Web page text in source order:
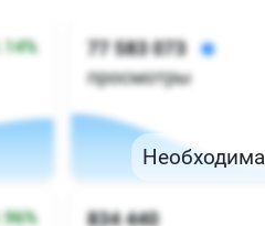
Необходима